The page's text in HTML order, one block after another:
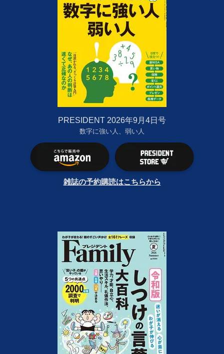
PRESIDENT 2026年9月4日号
数字に強い人、弱い人
雑誌の予約購読はこちらから